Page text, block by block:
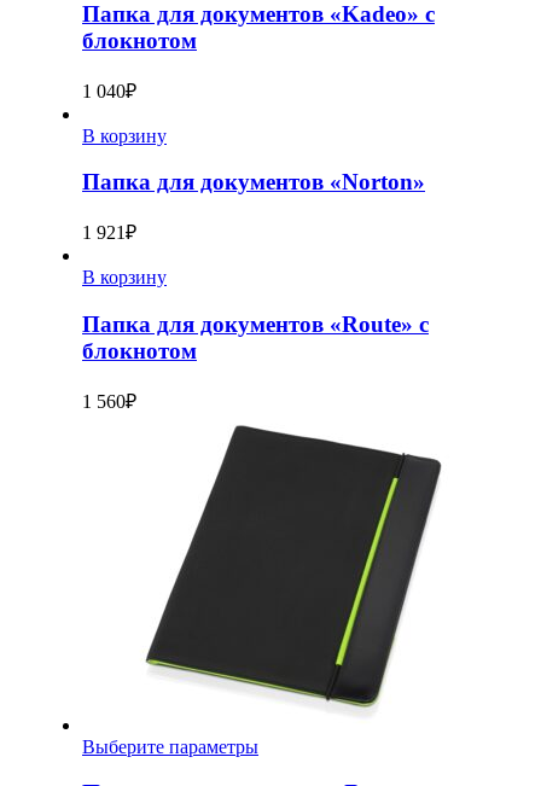
Папка для документов «Kadeo» с
блокнотом
1 040₽
В корзину
Папка для документов «Norton»
1 921₽
В корзину
Папка для документов «Route» с
блокнотом
1 560₽
Выберите параметры